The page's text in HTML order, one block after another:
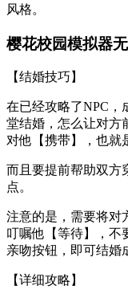
风格。
樱花校园模拟器
【结婚技巧】
在已经攻略了NPC，
堂结婚，怎么让对方
对他【携带】，也就
而且要提前帮助双方
点。
注意的是，需要将对
叮嘱他【等待】，不
亲吻按钮，即可结婚
【详细攻略】